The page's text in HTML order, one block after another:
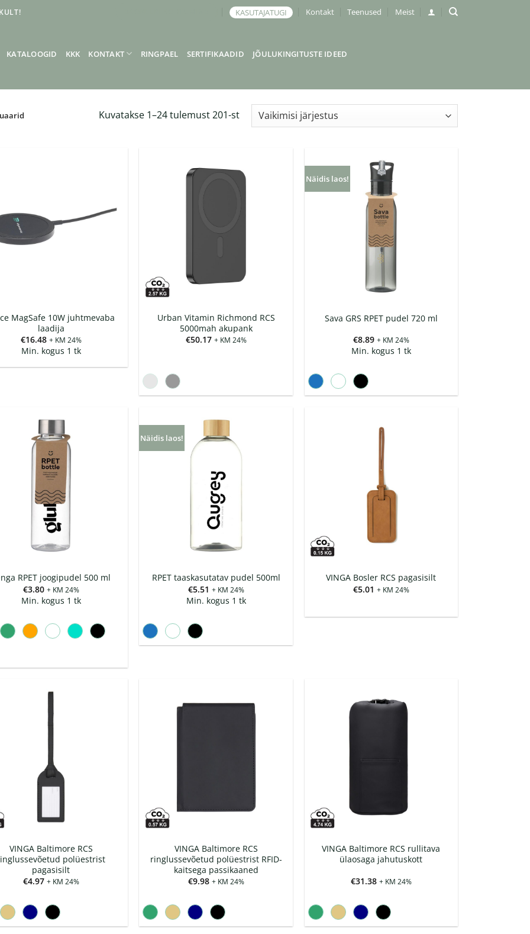
KASUTAJATUGI Kontakt Teenused Meist
KATALOOGID KKK KONTAKT RINGPAEL SERTIFIKAADID JÕULUKINGITUSTE IDEED
Kuvatakse 1–24 tulemust 201-st
MagSafe 10W juhtmevaba
laadija
€16.48 + KM 24%
Min. kogus 1 tk
Urban Vitamin Richmond RCS
5000mah akupank
€50.17 + KM 24%
Näidis laos!
Sava GRS RPET pudel 720 ml
€8.89 + KM 24%
Min. kogus 1 tk
RPET joogipudel 500 ml
€3.80 + KM 24%
Min. kogus 1 tk
Näidis laos!
RPET taaskasutatav pudel 500ml
€5.51 + KM 24%
Min. kogus 1 tk
VINGA Bosler RCS pagasisilt
€5.01 + KM 24%
VINGA Baltimore RCS
polüestrist
pagasisilt
€4.97 + KM 24%
VINGA Baltimore RCS
ringlussevõetud polüestrist RFID-
kaitsega passikaaned
€9.98 + KM 24%
VINGA Baltimore RCS rullitava
ülaosaga jahutuskott
€31.38 + KM 24%